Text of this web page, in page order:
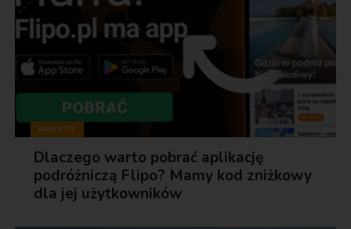
RABATY
Dlaczego warto pobrać aplikację
podróżniczą Flipo? Mamy kod zniżkowy
dla jej użytkowników